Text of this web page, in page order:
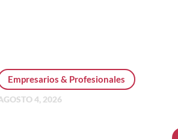
Empresarios & Profesionales
4, 2026